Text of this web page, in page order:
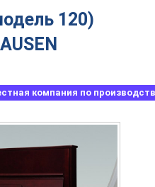
120)
компания по